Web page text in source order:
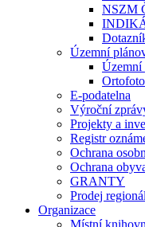
NSZM
Územní
Územní
E-podatelna
Výroční
Projekty a
Registr
Ochrana
Ochrana
GRANTY
Prodej
Organizace
Místní